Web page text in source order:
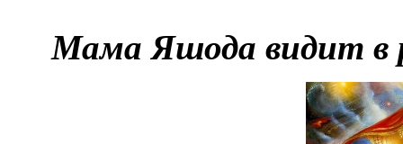
Мама Яшода видит в